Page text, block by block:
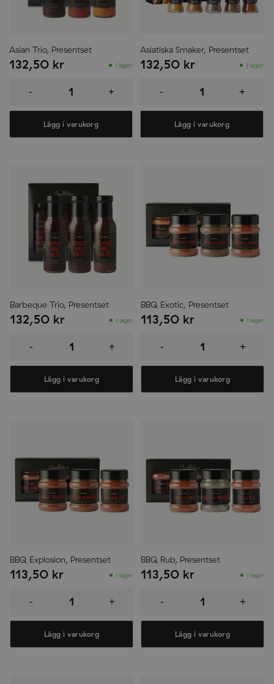
Asian Trio, Presentset
132,50 kr I lager
-
Presentset
+
Lägg i varukorg
Asiatiska Smaker, Presentset
132,50 kr I lager
-
Smaker,
Presentset
+
Lägg i varukorg
Barbeque Trio, Presentset
132,50 kr I lager
-
Presentset
+
Lägg i varukorg
BBQ Exotic, Presentset
113,50 kr I lager
-
Exotic,
Presentset
+
Lägg i varukorg
BBQ Explosion, Presentset
113,50 kr I lager
-
Explosion,
Presentset
+
Lägg i varukorg
BBQ Rub, Presentset
113,50 kr I lager
-
Presentset
+
Lägg i varukorg